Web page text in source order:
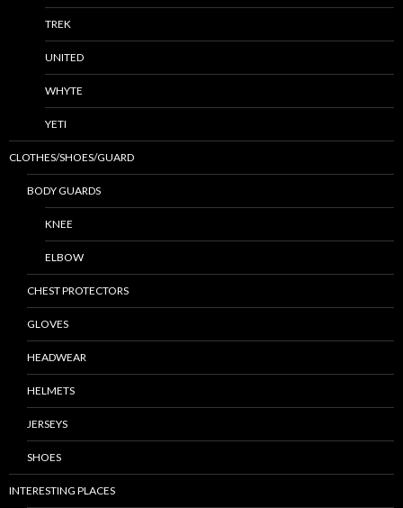
TREK
UNITED
WHYTE
YETI
CLOTHES/SHOES/GUARD
BODY GUARDS
KNEE
ELBOW
CHEST PROTECTORS
GLOVES
HEADWEAR
HELMETS
JERSEYS
SHOES
INTERESTING PLACES